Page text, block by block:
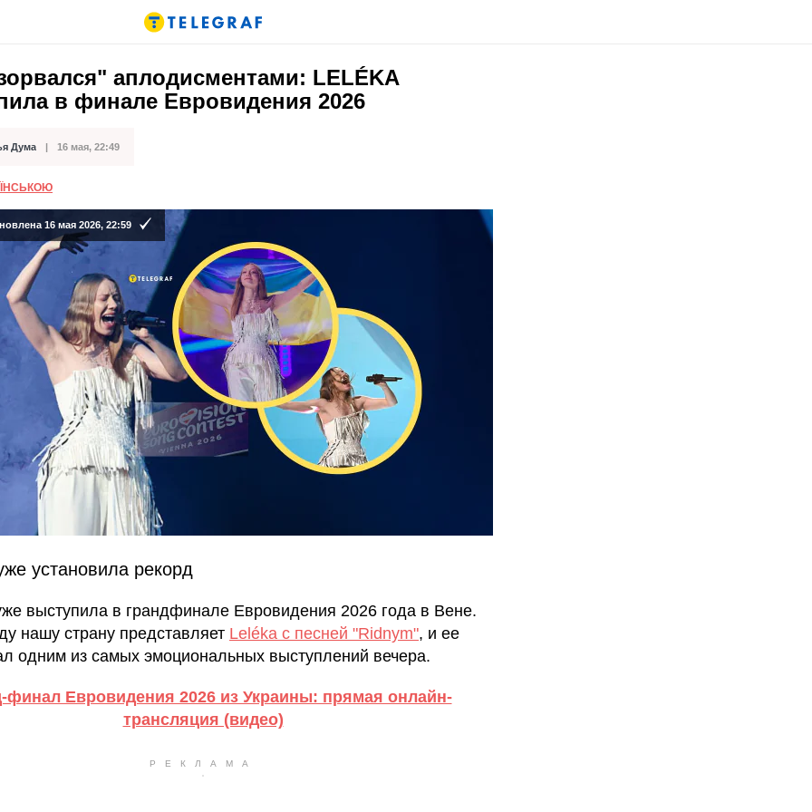
аплодисментами: LELÉKA
в финале Евровидения 2026
Дума 16 мая, 22:49
16 мая 2026, 22:59
установила рекорд
выступила в грандфинале Евровидения 2026 года в Вене.
нашу страну представляет Leléka с песней "Ridnym", и ее
одним из самых эмоциональных выступлений вечера.
финал Евровидения 2026 из Украины: прямая онлайн-
трансляция (видео)